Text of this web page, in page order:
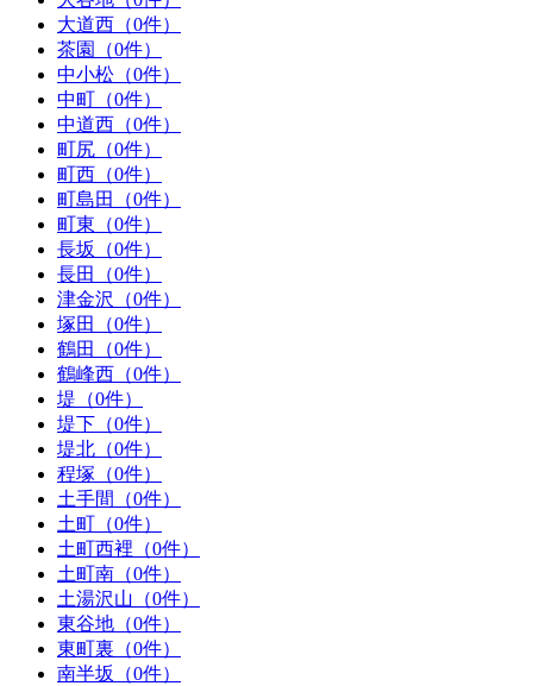
大道西（0件）
茶園（0件）
中小松（0件）
中町（0件）
中道西（0件）
町尻（0件）
町西（0件）
町島田（0件）
町東（0件）
長坂（0件）
長田（0件）
津金沢（0件）
塚田（0件）
鶴田（0件）
鶴峰西（0件）
堤（0件）
堤下（0件）
堤北（0件）
程塚（0件）
土手間（0件）
土町（0件）
土町西裡（0件）
土町南（0件）
土湯沢山（0件）
東谷地（0件）
東町裏（0件）
南半坂（0件）